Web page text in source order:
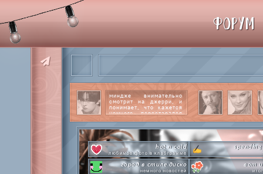
миндже внимательно
смотрит на джерри, и
понимает, что кажется
немного перестарался
далее
hot n cold
любимое фото в клабграмме
город в стиле диско
немного новостей
вот
ФОРУМ